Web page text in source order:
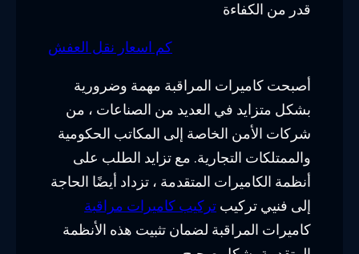
قدر من الكفاءة
كم اسعار نقل العفش
أصبحت كاميرات المراقبة مهمة وضرورية
بشكل متزايد في العديد من الصناعات ، من
شركات الأمن الخاصة إلى المكاتب الحكومية
والممتلكات التجارية. مع تزايد الطلب على
أنظمة الكاميرات المتقدمة ، تزداد أيضًا الحاجة
إلى فنيي تركيب تركيب كاميرات مراقبة
كاميرات المراقبة لضمان تثبيت هذه الأنظمة